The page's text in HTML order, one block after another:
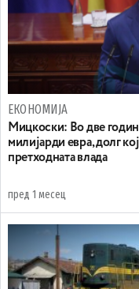
ЕКОНОМИЈА
Мицкоски: Во две
милијарди евра, долг
претходната влада
пред 1 месец